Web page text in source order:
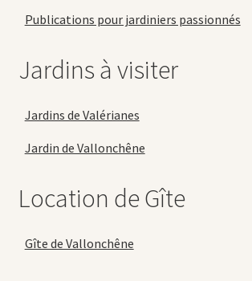
Publications pour jardiniers passionnés
Jardins à visiter
Jardins de Valérianes
Jardin de Vallonchêne
Location de Gîte
Gîte de Vallonchêne